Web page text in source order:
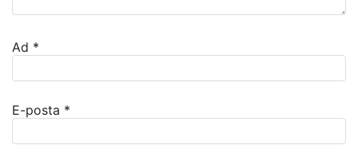
Ad *
E-posta *